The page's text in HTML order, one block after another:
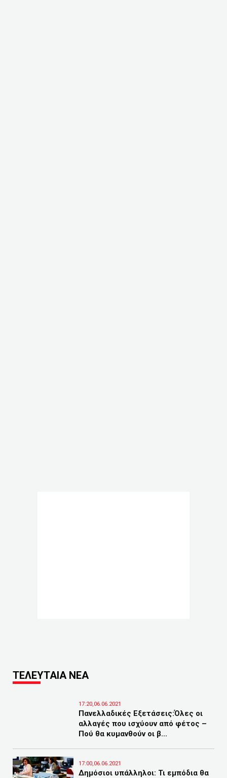
ΤΕΛΕΥΤΑΙΑ ΝΕΑ
17:20,06.06.2021
Πανελλαδικές Εξετάσεις:Όλες οι
αλλαγές που ισχύουν από φέτος –
Πού θα κυμανθούν οι β...
17:00,06.06.2021
Δημόσιοι υπάλληλοι: Τι εμπόδια θα